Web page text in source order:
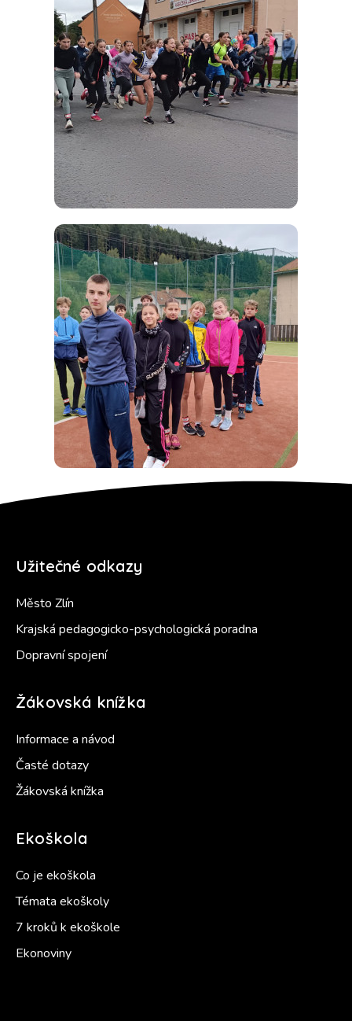
Užitečné odkazy
Město Zlín
Krajská pedagogicko-psychologická poradna
Dopravní spojení
Žákovská knížka
Informace a návod
Časté dotazy
Žákovská knížka
Ekoškola
Co je ekoškola
Témata ekoškoly
7 kroků k ekoškole
Ekonoviny